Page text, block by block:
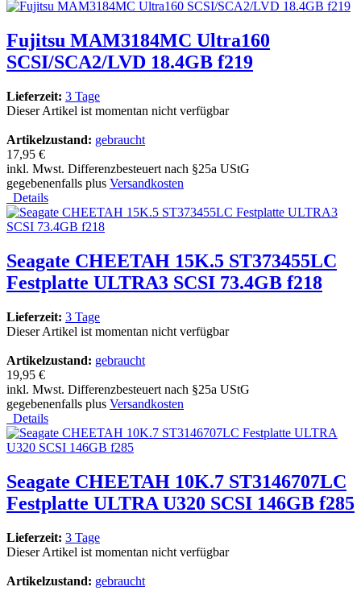
Fujitsu MAM3184MC Ultra160
SCSI/SCA2/LVD 18.4GB f219
Lieferzeit: 3 Tage
Dieser Artikel ist momentan nicht verfügbar
Artikelzustand: gebraucht
17,95 €
inkl. Mwst. Differenzbesteuert nach §25a UStG
gegebenenfalls plus Versandkosten
Details
Seagate CHEETAH 15K.5 ST373455LC
Festplatte ULTRA3 SCSI 73.4GB f218
Lieferzeit: 3 Tage
Dieser Artikel ist momentan nicht verfügbar
Artikelzustand: gebraucht
19,95 €
inkl. Mwst. Differenzbesteuert nach §25a UStG
gegebenenfalls plus Versandkosten
Details
Seagate CHEETAH 10K.7 ST3146707LC
Festplatte ULTRA U320 SCSI 146GB f285
Lieferzeit: 3 Tage
Dieser Artikel ist momentan nicht verfügbar
Artikelzustand: gebraucht